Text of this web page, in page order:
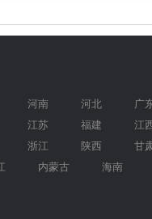
河南 河北
广
江苏 福建
江
浙江 陕西
甘
内蒙古
海南